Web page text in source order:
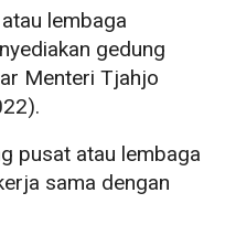
lembaga
gedung
Menteri Tjahjo
pusat atau lembaga
sama dengan